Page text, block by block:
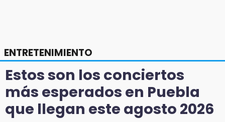
ENTRETENIMIENTO
Estos son los conciertos
más esperados en Puebla
que llegan este agosto 2026